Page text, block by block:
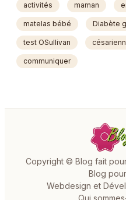
activités maman
matelas bébé Diabète
test OSullivan
communiquer
Copyright © Blog fait
Blog
Webdesign et